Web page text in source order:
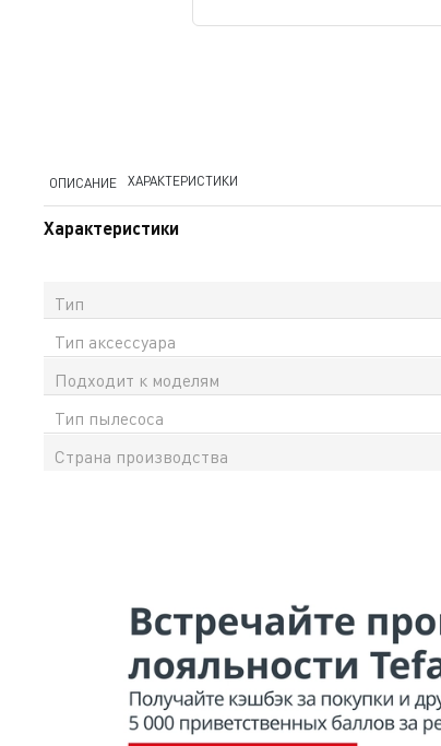
ОПИСАНИЕ ХАРАКТЕРИСТИКИ
Характеристики
Тип
Тип аксессуара
Подходит к моделям
Тип пылесоса
Страна производства